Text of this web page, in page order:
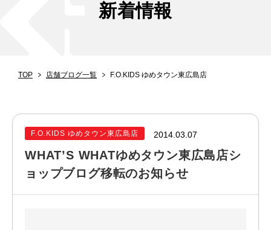
新着情報
TOP 店舗ブログ一覧 F.O.KIDS ゆめタウン東広島店
F.O.KIDS ゆめタウン東広島店 2014.03.07
WHAT’S WHATゆめタウン東広島店シ
ョップブログ移転のお知らせ